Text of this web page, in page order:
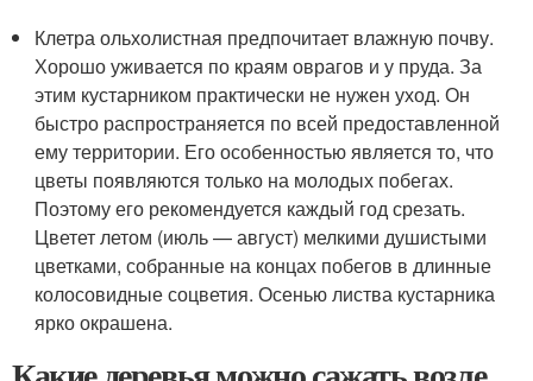
Клетра ольхолистная предпочитает влажную почву.
Хорошо уживается по краям оврагов и у пруда. За
этим кустарником практически не нужен уход. Он
быстро распространяется по всей предоставленной
ему территории. Его особенностью является то, что
цветы появляются только на молодых побегах.
Поэтому его рекомендуется каждый год срезать.
Цветет летом (июль — август) мелкими душистыми
цветками, собранные на концах побегов в длинные
колосовидные соцветия. Осенью листва кустарника
ярко окрашена.